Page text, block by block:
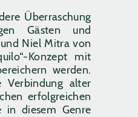
Überraschung
Gästen und
und Niel Mitra von
Konzept mit
werden.
alter
erfolgreichen
in diesem Genre